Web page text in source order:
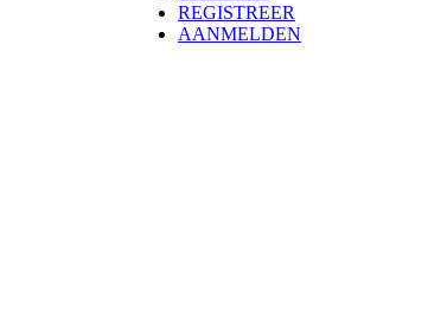
REGISTREER
AANMELDEN